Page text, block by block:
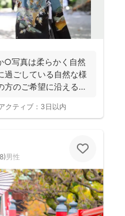
○写真は柔らかく自然
過ごしている自然な様
方のご希望に沿えるか
クティブ： 3日以内
)男性